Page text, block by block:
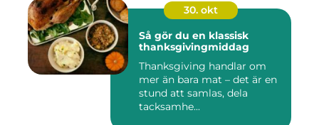
30. okt
Så gör du en klassisk
thanksgivingmiddag
Thanksgiving handlar om
mer än bara mat – det är en
stund att samlas, dela
tacksamhe...